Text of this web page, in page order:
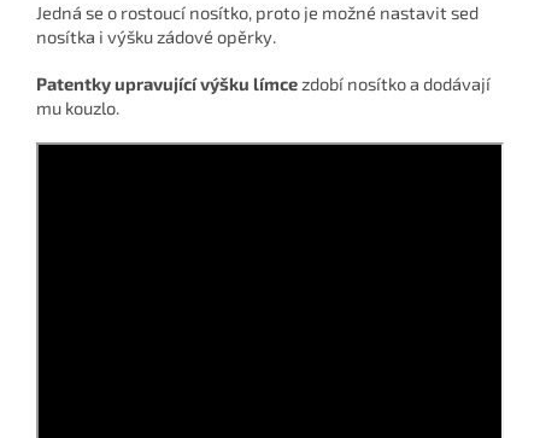
Jedná se o rostoucí nosítko, proto je možné nastavit sed
nosítka i výšku zádové opěrky.
Patentky upravující výšku límcezdobí nosítko a dodávají
mu kouzlo.